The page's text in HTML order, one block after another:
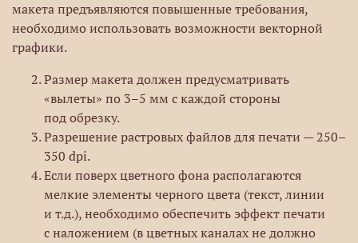
макета предъявляются повышенные требования,
необходимо использовать возможности векторной
графики.
Размер макета должен предусматривать
«вылеты» по 3–5 мм с каждой стороны
под обрезку.
Разрешение растровых файлов для печати — 250–
350 dpi.
Если поверх цветного фона располагаются
мелкие элементы черного цвета (текст, линии
и т.д.), необходимо обеспечить эффект печати
с наложением (в цветных каналах не должно